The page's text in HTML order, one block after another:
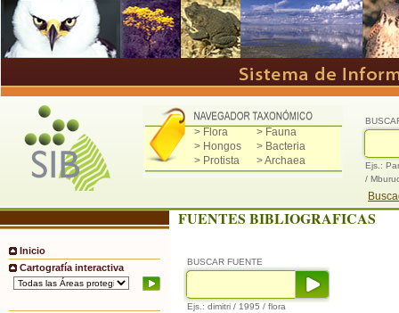
> Flora
> Fauna
> Hongos
> Bacteria
> Protista
> Archaea
Ejs.:
/
Inicio
Cartografía interactiva
FUENTES BIBLIOGRAFICAS
BUSCAR FUENTE
Ejs.: dimitri / 1995 / flora